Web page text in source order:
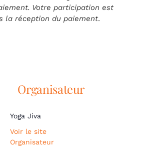
Votre participation est
la réception du paiement.
Organisateur
Yoga Jiva
Voir le site
Organisateur